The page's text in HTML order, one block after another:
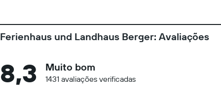
Ferienhaus und Landhaus Berger: Avaliações
8,3 Muito bom
1431 avaliações verificadas